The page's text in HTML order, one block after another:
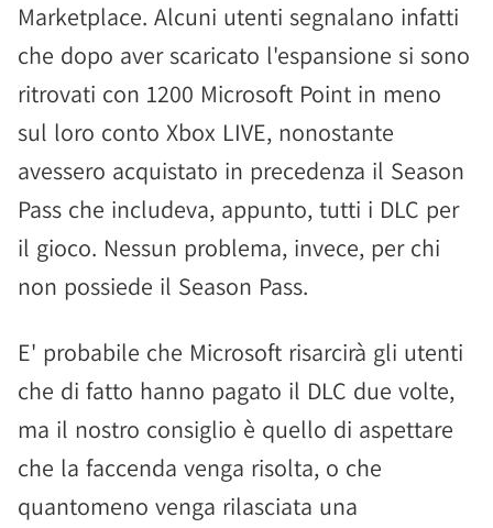
Marketplace. Alcuni utenti segnalano infatti
che dopo aver scaricato l'espansione si sono
ritrovati con 1200 Microsoft Point in meno
sul loro conto Xbox LIVE, nonostante
avessero acquistato in precedenza il Season
Pass che includeva, appunto, tutti i DLC per
il gioco. Nessun problema, invece, per chi
non possiede il Season Pass.
E' probabile che Microsoft risarcirà gli utenti
che di fatto hanno pagato il DLC due volte,
ma il nostro consiglio è quello di aspettare
che la faccenda venga risolta, o che
quantomeno venga rilasciata una